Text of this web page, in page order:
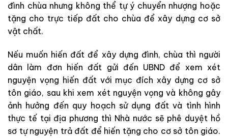
đình chùa nhưng không thể tự ý chuyển nhượng hoặc
tặng cho trực tiếp đất cho chùa để xây dựng cơ sở
vật chất.
Nếu muốn hiến đất để xây dựng đình, chùa thì người
dân làm đơn hiến đất gửi đến UBND để xem xét
nguyện vọng hiến đất với mục đích xây dựng cơ sở
tôn giáo, sau khi xem xét nguyện vọng và không gây
ảnh hưởng đến quy hoạch sử dụng đất và tình hình
thực tế tại địa phương thì Nhà nước sẽ phê duyệt hồ
sơ tự nguyện trả đất để hiến tặng cho cơ sở tôn giáo.